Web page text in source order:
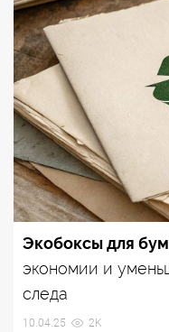
Экобоксы для
экономии и
следа
10.04.25
2K